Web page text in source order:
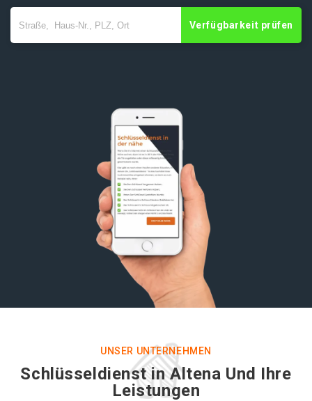
Verfügbarkeit prüfen
UNSER UNTERNEHMEN
Schlüsseldienst in Altena Und Ihre
Leistungen